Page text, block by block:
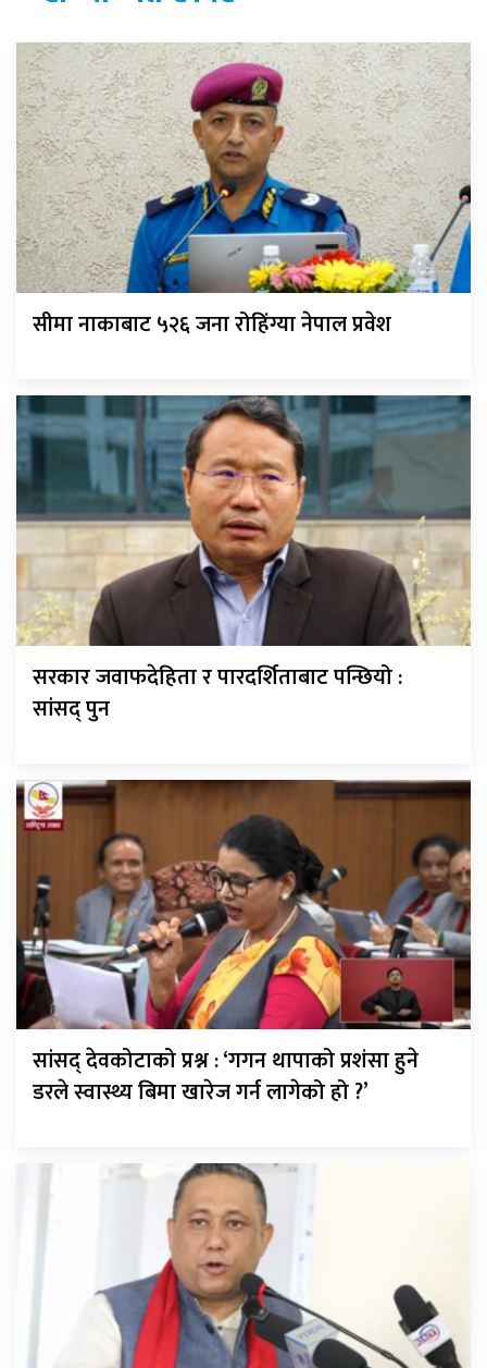
सीमा नाकाबाट ५२६ जना रोहिंग्या नेपाल प्रवेश
सरकार जवाफदेहिता र पारदर्शिताबाट पन्छियो :
सांसद् पुन
सांसद् देवकोटाको प्रश्न : ‘गगन थापाको प्रशंसा हुने
डरले स्वास्थ्य बिमा खारेज गर्न लागेको हो ?’